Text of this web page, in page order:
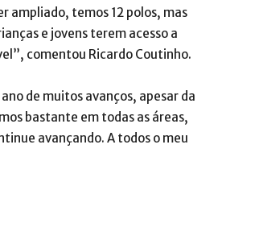
ampliado, temos 12 polos, mas
e jovens terem acesso a
comentou Ricardo Coutinho.
de muitos avanços, apesar da
bastante em todas as áreas,
avançando. A todos o meu